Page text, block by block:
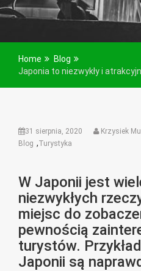
Home
Blog
Japonia to niezwykły i
31 sierpnia, 2020 Krzysiek
Blog ,Turystyka
W Japonii jest
niezwykłych
miejsc do
pewnością
turystów.
Japonii są